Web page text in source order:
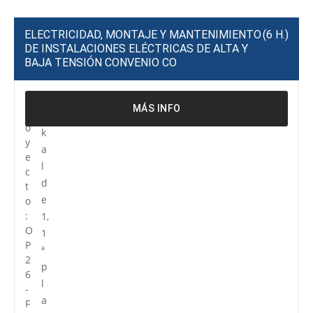
ELECTRICIDAD, MONTAJE Y MANTENIMIENTO
DE INSTALACIONES ELÉCTRICAS DE ALTA Y
BAJA TENSIÓN CONVENIO CO
(6 H.)
o
y
e
c
t
o
:
O
P
2
6
-
F
k
a
l
d
e
1,
1
ª
p
l
a
MÁS INFO